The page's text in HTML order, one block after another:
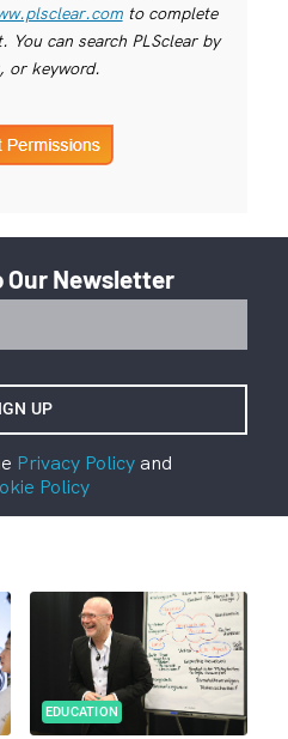
to complete
can search PLSclear by
or keyword.
Our Newsletter
Privacy Policyand
Policy
EDUCATION